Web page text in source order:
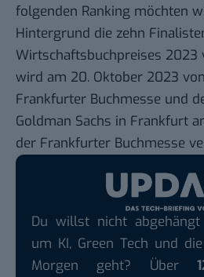
folgenden Ranking möchten
Hintergrund die zehn
Wirtschaftsbuchpreises 2023
wird am 20. Oktober 2023
Frankfurter Buchmesse und
Goldman Sachs in Frankfurt
der Frankfurter Buchmesse
Du willst nicht
um KI, Green Tech und
Morgen geht? Über